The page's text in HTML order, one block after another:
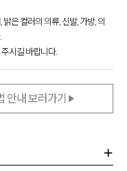
어지는
해 주세요!
치지 않고
트구요.
은 컬러의 의류, 신발, 가방, 의
시길 바랍니다.
안내 보러가기